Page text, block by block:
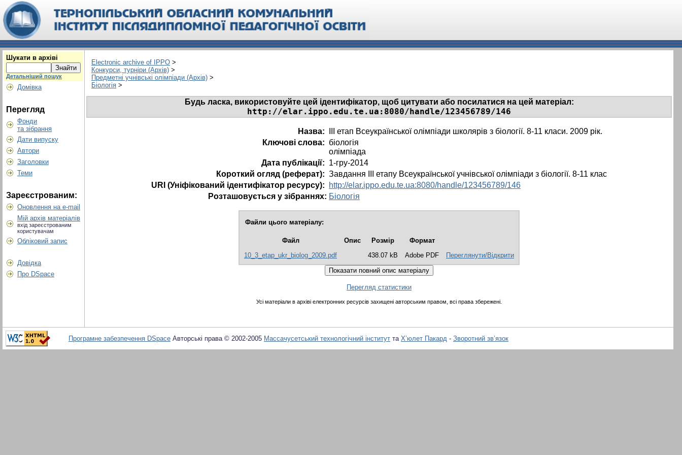
Шукати в архіві
Детальніший пошук
Домівка
Перегляд
Фонди
та зібрання
Дати випуску
Автори
Заголовки
Теми
Зареєстрованим:
Оновлення на e-mail
Мій архів матеріалів
вхід зареєстрованим
користувачам
Обліковий запис
Довідка
Про DSpace
Electronic archive of IPPO >
Конкурси, турніри (Архів) >
Предметні учнівські олімпіади (Архів) >
Біологія >
Будь ласка, використовуйте цей ідентифікатор, щоб цитувати або посилатися на цей матеріал:
http://elar.ippo.edu.te.ua:8080/handle/123456789/146
Назва:
III етап Всеукраїнської олімпіади школярів з біології. 8-11 класи. 2009 рік.
Ключові слова: біологія
олімпіада
Дата публікації: 1-гру-2014
Короткий огляд (реферат): Завдання ІІІ етапу Всеукраїнської учнівської олімпіади з біології. 8-11 клас
URI (Уніфікований ідентифікатор ресурсу):
http://elar.ippo.edu.te.ua:8080/handle/123456789/146
Розташовується у зібраннях: Біологія
Файли цього матеріалу:
Файл Опис Розмір
Формат
10_3_etap_ukr_biolog_2009.pdf
438.07 kB Adobe PDF Переглянути/Відкрити
Перегляд статистики
Усі матеріали в архіві електронних ресурсів захищені авторським правом, всі права збережені.
Програмне забезпечення DSpace Авторські права © 2002-2005 Массачусетський технологічний інститут та Х’юлет Пакард - Зворотний зв’язок